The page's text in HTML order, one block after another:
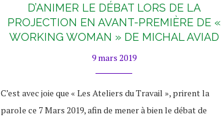
D’ANIMER LE DÉBAT LORS DE LA
PROJECTION EN AVANT-PREMIÈRE DE «
WORKING WOMAN » DE MICHAL AVIAD
9 mars 2019
C’est avec joie que « Les Ateliers du Travail », prirent la
parole ce 7 Mars 2019, afin de mener à bien le débat de